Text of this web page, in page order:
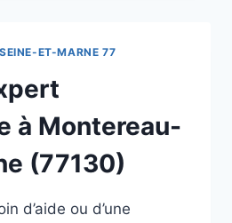
ET-MARNE 77
à Montereau-
(77130)
d’aide ou d’une